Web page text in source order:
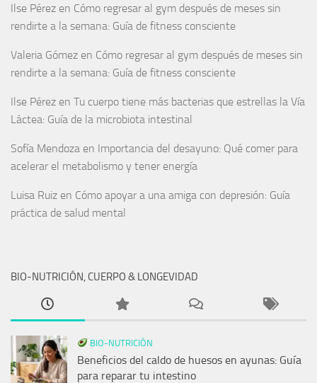
Ilse Pérez en Cómo regresar al gym después de meses sin
rendirte a la semana: Guía de fitness consciente
Valeria Gómez en Cómo regresar al gym después de meses sin
rendirte a la semana: Guía de fitness consciente
Ilse Pérez en Tu cuerpo tiene más bacterias que estrellas la Vía
Láctea: Guía de la microbiota intestinal
Sofía Mendoza en Importancia del desayuno: Qué comer para
acelerar el metabolismo y tener energía
Luisa Ruiz en Cómo apoyar a una amiga con depresión: Guía
práctica de salud mental
BIO-NUTRICIÓN, CUERPO & LONGEVIDAD
BIO-NUTRICIÓN
Beneficios del caldo de huesos en ayunas: Guía
para reparar tu intestino